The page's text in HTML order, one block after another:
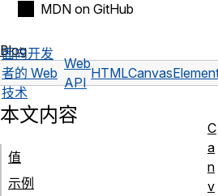
MDN on GitHub
Blog
面向开发
者的 Web
技术
Web
API
本文内容
值
示例
C
a
n
v